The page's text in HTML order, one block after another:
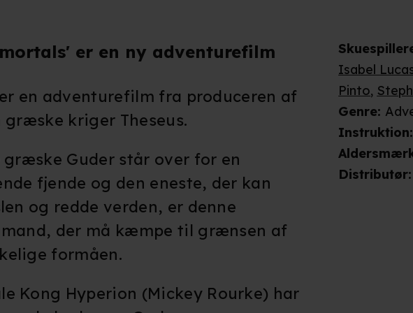
Isabel
Pinto,
Genre:
Instruktion
Distributør:
er en ny adventurefilm
en adventurefilm fra produceren af
græske kriger Theseus.
græske Guder står over for en
fjende og den eneste, der kan
og redde verden, er denne
der må kæmpe til grænsen af
formåen.
Kong Hyperion (Mickey Rourke) har